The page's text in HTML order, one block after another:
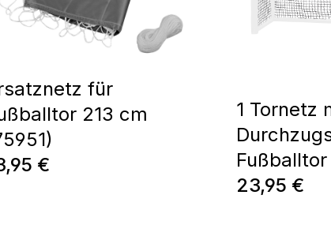
für
213 cm
Preis:
€
1 Tornetz mit
Regulärer
23,95 €